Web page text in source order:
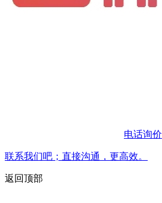
电话询价
联系我们吧；直接沟通，更高效。
返回顶部